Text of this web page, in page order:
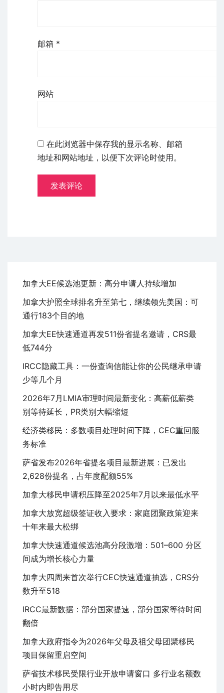
邮箱 *
网站
在此浏览器中保存我的显示名称、邮箱
地址和网站地址，以便下次评论时使用。
加拿大EE候选池更新：高分申请人持续增加
加拿大护照全球排名升至第七，继续领先美国：可
通行183个目的地
加拿大EE快速通道再发511份省提名邀请，CRS最
低744分
IRCC隐藏工具：一份查询信能让你的公民继承申请
少等几个月
2026年7月LMIA审理时间最新变化：高薪低薪类
别等待延长，PR类别大幅缩短
经济类移民：多数项目处理时间下降，CEC重回服
务标准
萨省发布2026年省提名项目最新进展：已发出
2,628份提名，占年度配额55%
加拿大移民申请积压降至2025年7月以来最低水平
加拿大放宽超级签证收入要求：家庭团聚政策迎来
十年来最大松绑
加拿大快速通道候选池高分段激增：501–600 分区
间成为增长核心力量
加拿大四周来首次举行CEC快速通道抽选，CRS分
数升至518
IRCC最新数据：部分国家提速，部分国家等待时间
翻倍
加拿大政府指令为2026年父母及祖父母团聚移民
项目保留重启空间
萨省技术移民受限行业开放申请窗口 多行业名额数
小时内即告用尽